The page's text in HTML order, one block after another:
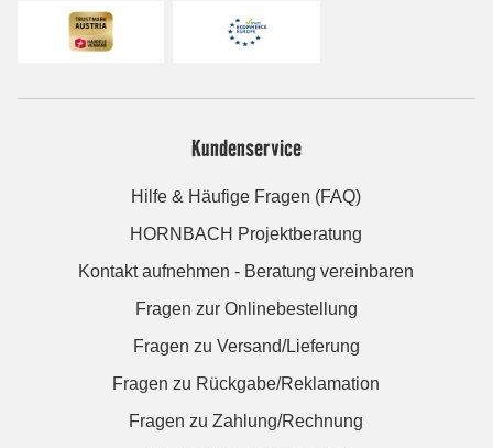
Kundenservice
Hilfe & Häufige Fragen (FAQ)
HORNBACH Projektberatung
Kontakt aufnehmen - Beratung vereinbaren
Fragen zur Onlinebestellung
Fragen zu Versand/Lieferung
Fragen zu Rückgabe/Reklamation
Fragen zu Zahlung/Rechnung